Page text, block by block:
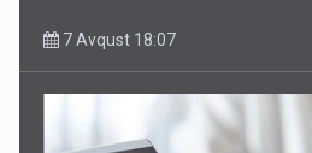
7 Avqust 18:07